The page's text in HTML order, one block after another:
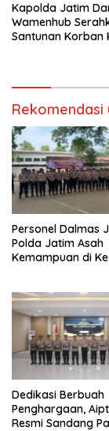
Kapolda Jatim
Wamenhub
Santunan Korban
Rekomendasi
Personel Dalmas
Polda Jatim Asah
Kemampuan di
Kamtibmas
Dedikasi Berbuah
Penghargaan,
Resmi Sandang